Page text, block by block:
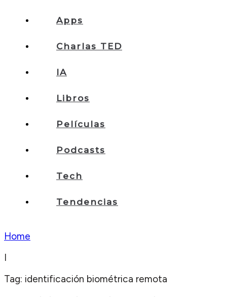
Apps
Charlas TED
IA
Libros
Películas
Podcasts
Tech
Tendencias
Home
I
Tag: identificación biométrica remota